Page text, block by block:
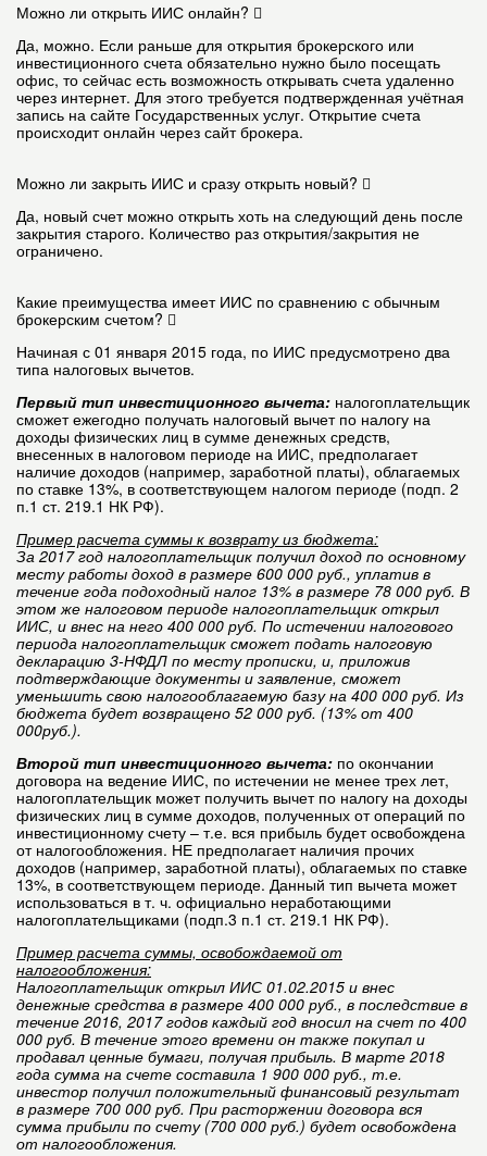
Можно ли открыть ИИС онлайн?
Да, можно. Если раньше для открытия брокерского или
инвестиционного счета обязательно нужно было посещать
офис, то сейчас есть возможность открывать счета удаленно
через интернет. Для этого требуется подтвержденная учётная
запись на сайте Государственных услуг. Открытие счета
происходит онлайн через сайт брокера.
Можно ли закрыть ИИС и сразу открыть новый?
Да, новый счет можно открыть хоть на следующий день после
закрытия старого. Количество раз открытия/закрытия не
ограничено.
Какие преимущества имеет ИИС по сравнению с обычным
брокерским счетом?
Начиная с 01 января 2015 года, по ИИС предусмотрено два
типа налоговых вычетов.
Первый тип инвестиционного вычета: налогоплательщик
сможет ежегодно получать налоговый вычет по налогу на
доходы физических лиц в сумме денежных средств,
внесенных в налоговом периоде на ИИС, предполагает
наличие доходов (например, заработной платы), облагаемых
по ставке 13%, в соответствующем налогом периоде (подп. 2
п.1 ст. 219.1 НК РФ).
Пример расчета суммы к возврату из бюджета:
За 2017 год налогоплательщик получил доход по основному
месту работы доход в размере 600 000 руб., уплатив в
течение года подоходный налог 13% в размере 78 000 руб. В
этом же налоговом периоде налогоплательщик открыл
ИИС, и внес на него 400 000 руб. По истечении налогового
периода налогоплательщик сможет подать налоговую
декларацию 3-НФДЛ по месту прописки, и, приложив
подтверждающие документы и заявление, сможет
уменьшить свою налогооблагаемую базу на 400 000 руб. Из
бюджета будет возвращено 52 000 руб. (13% от 400
000руб.).
Второй тип инвестиционного вычета: по окончании
договора на ведение ИИС, по истечении не менее трех лет,
налогоплательщик может получить вычет по налогу на доходы
физических лиц в сумме доходов, полученных от операций по
инвестиционному счету – т.е. вся прибыль будет освобождена
от налогообложения. НЕ предполагает наличия прочих
доходов (например, заработной платы), облагаемых по ставке
13%, в соответствующем периоде. Данный тип вычета может
использоваться в т. ч. официально неработающими
налогоплательщиками (подп.3 п.1 ст. 219.1 НК РФ).
Пример расчета суммы, освобождаемой от
налогообложения:
Налогоплательщик открыл ИИС 01.02.2015 и внес
денежные средства в размере 400 000 руб., в последствие в
течение 2016, 2017 годов каждый год вносил на счет по 400
000 руб. В течение этого времени он также покупал и
продавал ценные бумаги, получая прибыль. В марте 2018
года сумма на счете составила 1 900 000 руб., т.е.
инвестор получил положительный финансовый результат
в размере 700 000 руб. При расторжении договора вся
сумма прибыли по счету (700 000 руб.) будет освобождена
от налогообложения.